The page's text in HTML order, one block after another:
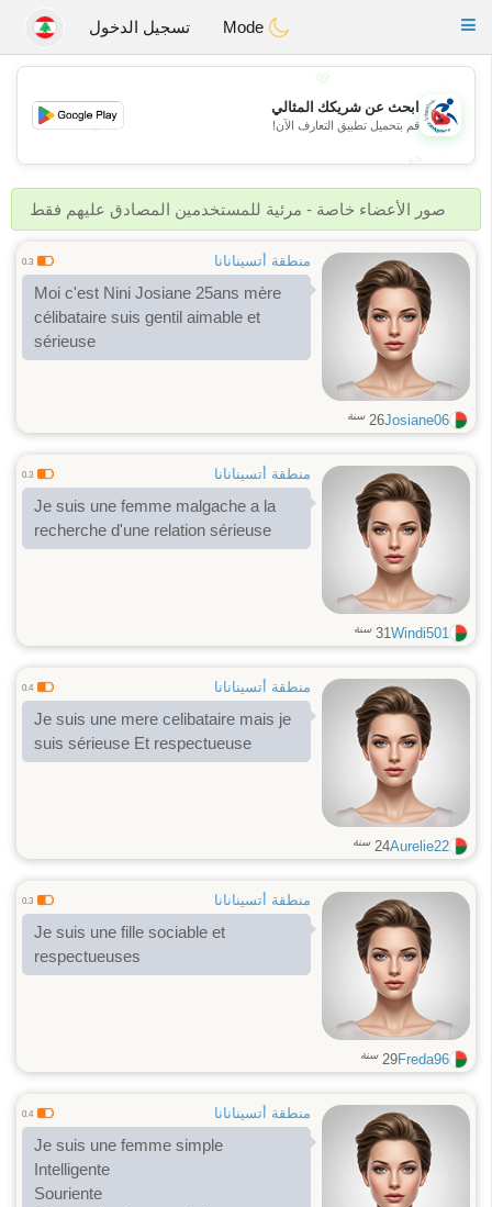
Handi Space
Toggle
تسجيل الدخول
💖
💕
ابحث عن شريكك المثالي
قم بتحميل تطبيق التعارف الآن!
صور الأعضاء خاصة - مرئية للمستخدمين المصادق عليهم فقط
منطقة أتسينانانا 0.3
Moi c'est Nini Josiane 25ans mère
célibataire suis gentil aimable et
sérieuse
Josiane06
26 سنة
منطقة أتسينانانا 0.3
Je suis une femme malgache a la
recherche d'une relation sérieuse
Windi501
31 سنة
منطقة أتسينانانا 0.4
Je suis une mere celibataire mais je
suis sérieuse Et respectueuse
Aurelie22
24 سنة
منطقة أتسينانانا 0.3
Je suis une fille sociable et
respectueuses
Freda96
29 سنة
منطقة أتسينانانا 0.4
Je suis une femme simple
Intelligente
Souriente